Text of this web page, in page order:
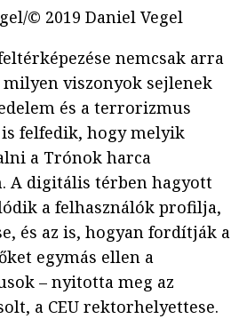
© 2019 Daniel Vegel
nemcsak arra
milyen viszonyok sejlenek
és a terrorizmus
felfedik, hogy melyik
a Trónok harca
A digitális térben hagyott
a felhasználók profilja,
és az is, hogyan fordítják a
egymás ellen a
– nyitotta meg az
a CEU rektorhelyettese.